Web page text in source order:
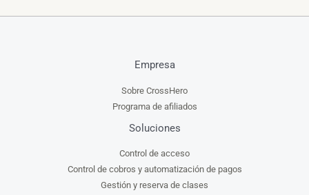
Empresa
Sobre CrossHero
Programa de afiliados
Soluciones
Control de acceso
Control de cobros y automatización de pagos
Gestión y reserva de clases